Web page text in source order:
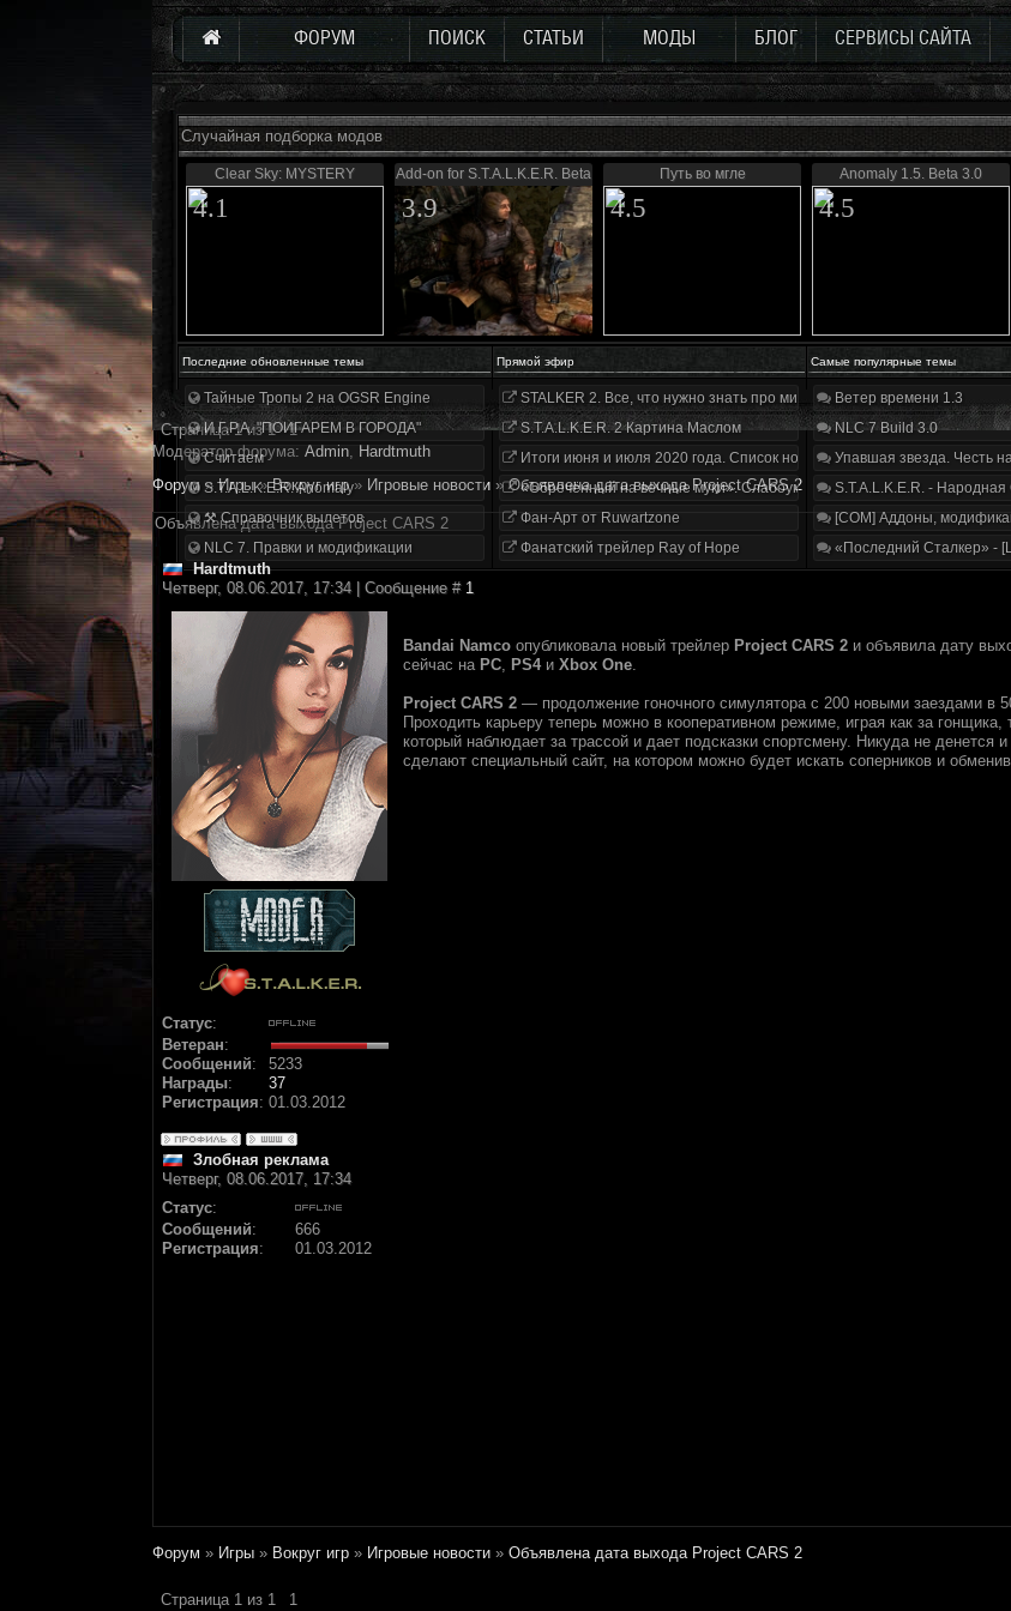
ФОРУМ ПОИСК СТАТЬИ МОДЫ БЛОГ СЕРВИСЫ САЙТА
Случайная подборка модов
Clear Sky: MYSTERY
4.1
Add-on for S.T.A.L.K.E.R. Beta
3.9
Путь во мгле
4.5
Anomaly 1.5. Beta 3.0
4.5
Последние обновленные темы Прямой эфир Самые популярные темы
Тайные Тропы 2 на OGSR Engine
И.Г.Р.А. "ПОИГАРЕМ В ГОРОДА"
Считаем
S.T.A.L.K.E.R. Anomaly
⚒ Справочник вылетов
NLC 7. Правки и модификации
STALKER 2. Все, что нужно знать про мир, геймплей и сюжет | Разбор
S.T.A.L.K.E.R. 2 Картина Маслом
Итоги июня и июля 2020 года. Список нововведений
«Обречённый на вечные муки». Слабоумие и отвага
Фан-Арт от Ruwartzone
Фанатский трейлер Ray of Hope
Ветер времени 1.3
NLC 7 Build 3.0
Упавшая звезда. Честь
S.T.A.L.K.E.R. -
[COM] Аддоны,
«Последний Сталкер» -
Страница1из1
1
Модератор форума: Аdmin, Hardtmuth
Форум » Игры » Вокруг игр » Игровые новости » Объявлена дата выхода Project CARS 2
Объявлена дата выхода Project CARS 2
Hardtmuth
Четверг, 08.06.2017, 17:34 | Сообщение # 1
Статус:
Ветеран:
Сообщений:
5233
Награды:
37
Регистрация: 01.03.2012
Bandai Namco опубликовала новый трейлер Project CARS 2 и объявила дату
сейчас на PC, PS4и Xbox One.
Project CARS 2 — продолжение гоночного симулятора с 200 новыми заездами в
Проходить карьеру теперь можно в кооперативном режиме, играя как за
который наблюдает за трассой и дает подсказки спортсмену. Никуда не
сделают специальный сайт, на котором можно будет искать соперников и
Злобная реклама
Четверг, 08.06.2017, 17:34
Статус:
Сообщений:
666
Регистрация: 01.03.2012
Форум » Игры » Вокруг игр » Игровые новости » Объявлена дата выхода Project CARS 2
Страница 1 из 1 1